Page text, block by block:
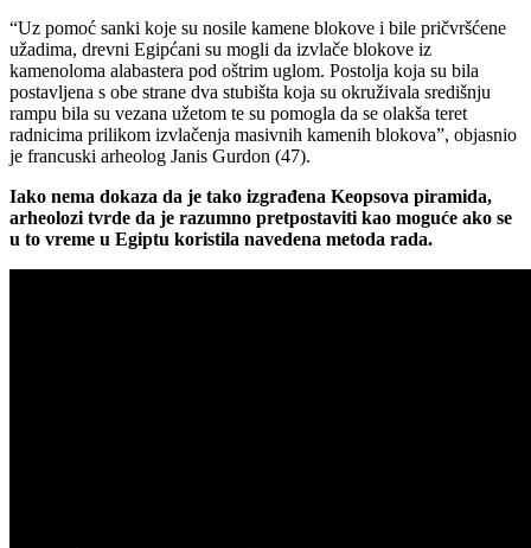
“Uz pomoć sanki koje su nosile kamene blokove i bile pričvršćene
užadima, drevni Egipćani su mogli da izvlače blokove iz
kamenoloma alabastera pod oštrim uglom. Postolja koja su bila
postavljena s obe strane dva stubišta koja su okruživala središnju
rampu bila su vezana užetom te su pomogla da se olakša teret
radnicima prilikom izvlačenja masivnih kamenih blokova”, objasnio
je francuski arheolog Janis Gurdon (47).
Iako nema dokaza da je tako izgrađena Keopsova piramida,
arheolozi tvrde da je razumno pretpostaviti kao moguće ako se
u to vreme u Egiptu koristila navedena metoda rada.